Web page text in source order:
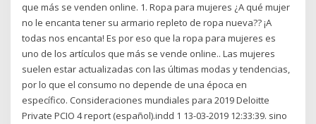
que más se venden online. 1. Ropa para mujeres ¿A qué mujer
no le encanta tener su armario repleto de ropa nueva?? ¡A
todas nos encanta! Es por eso que la ropa para mujeres es
uno de los artículos que más se vende online.. Las mujeres
suelen estar actualizadas con las últimas modas y tendencias,
por lo que el consumo no depende de una época en
específico. Consideraciones mundiales para 2019 Deloitte
Private PCIO 4 report (español).indd 1 13-03-2019 12:33:39. sino